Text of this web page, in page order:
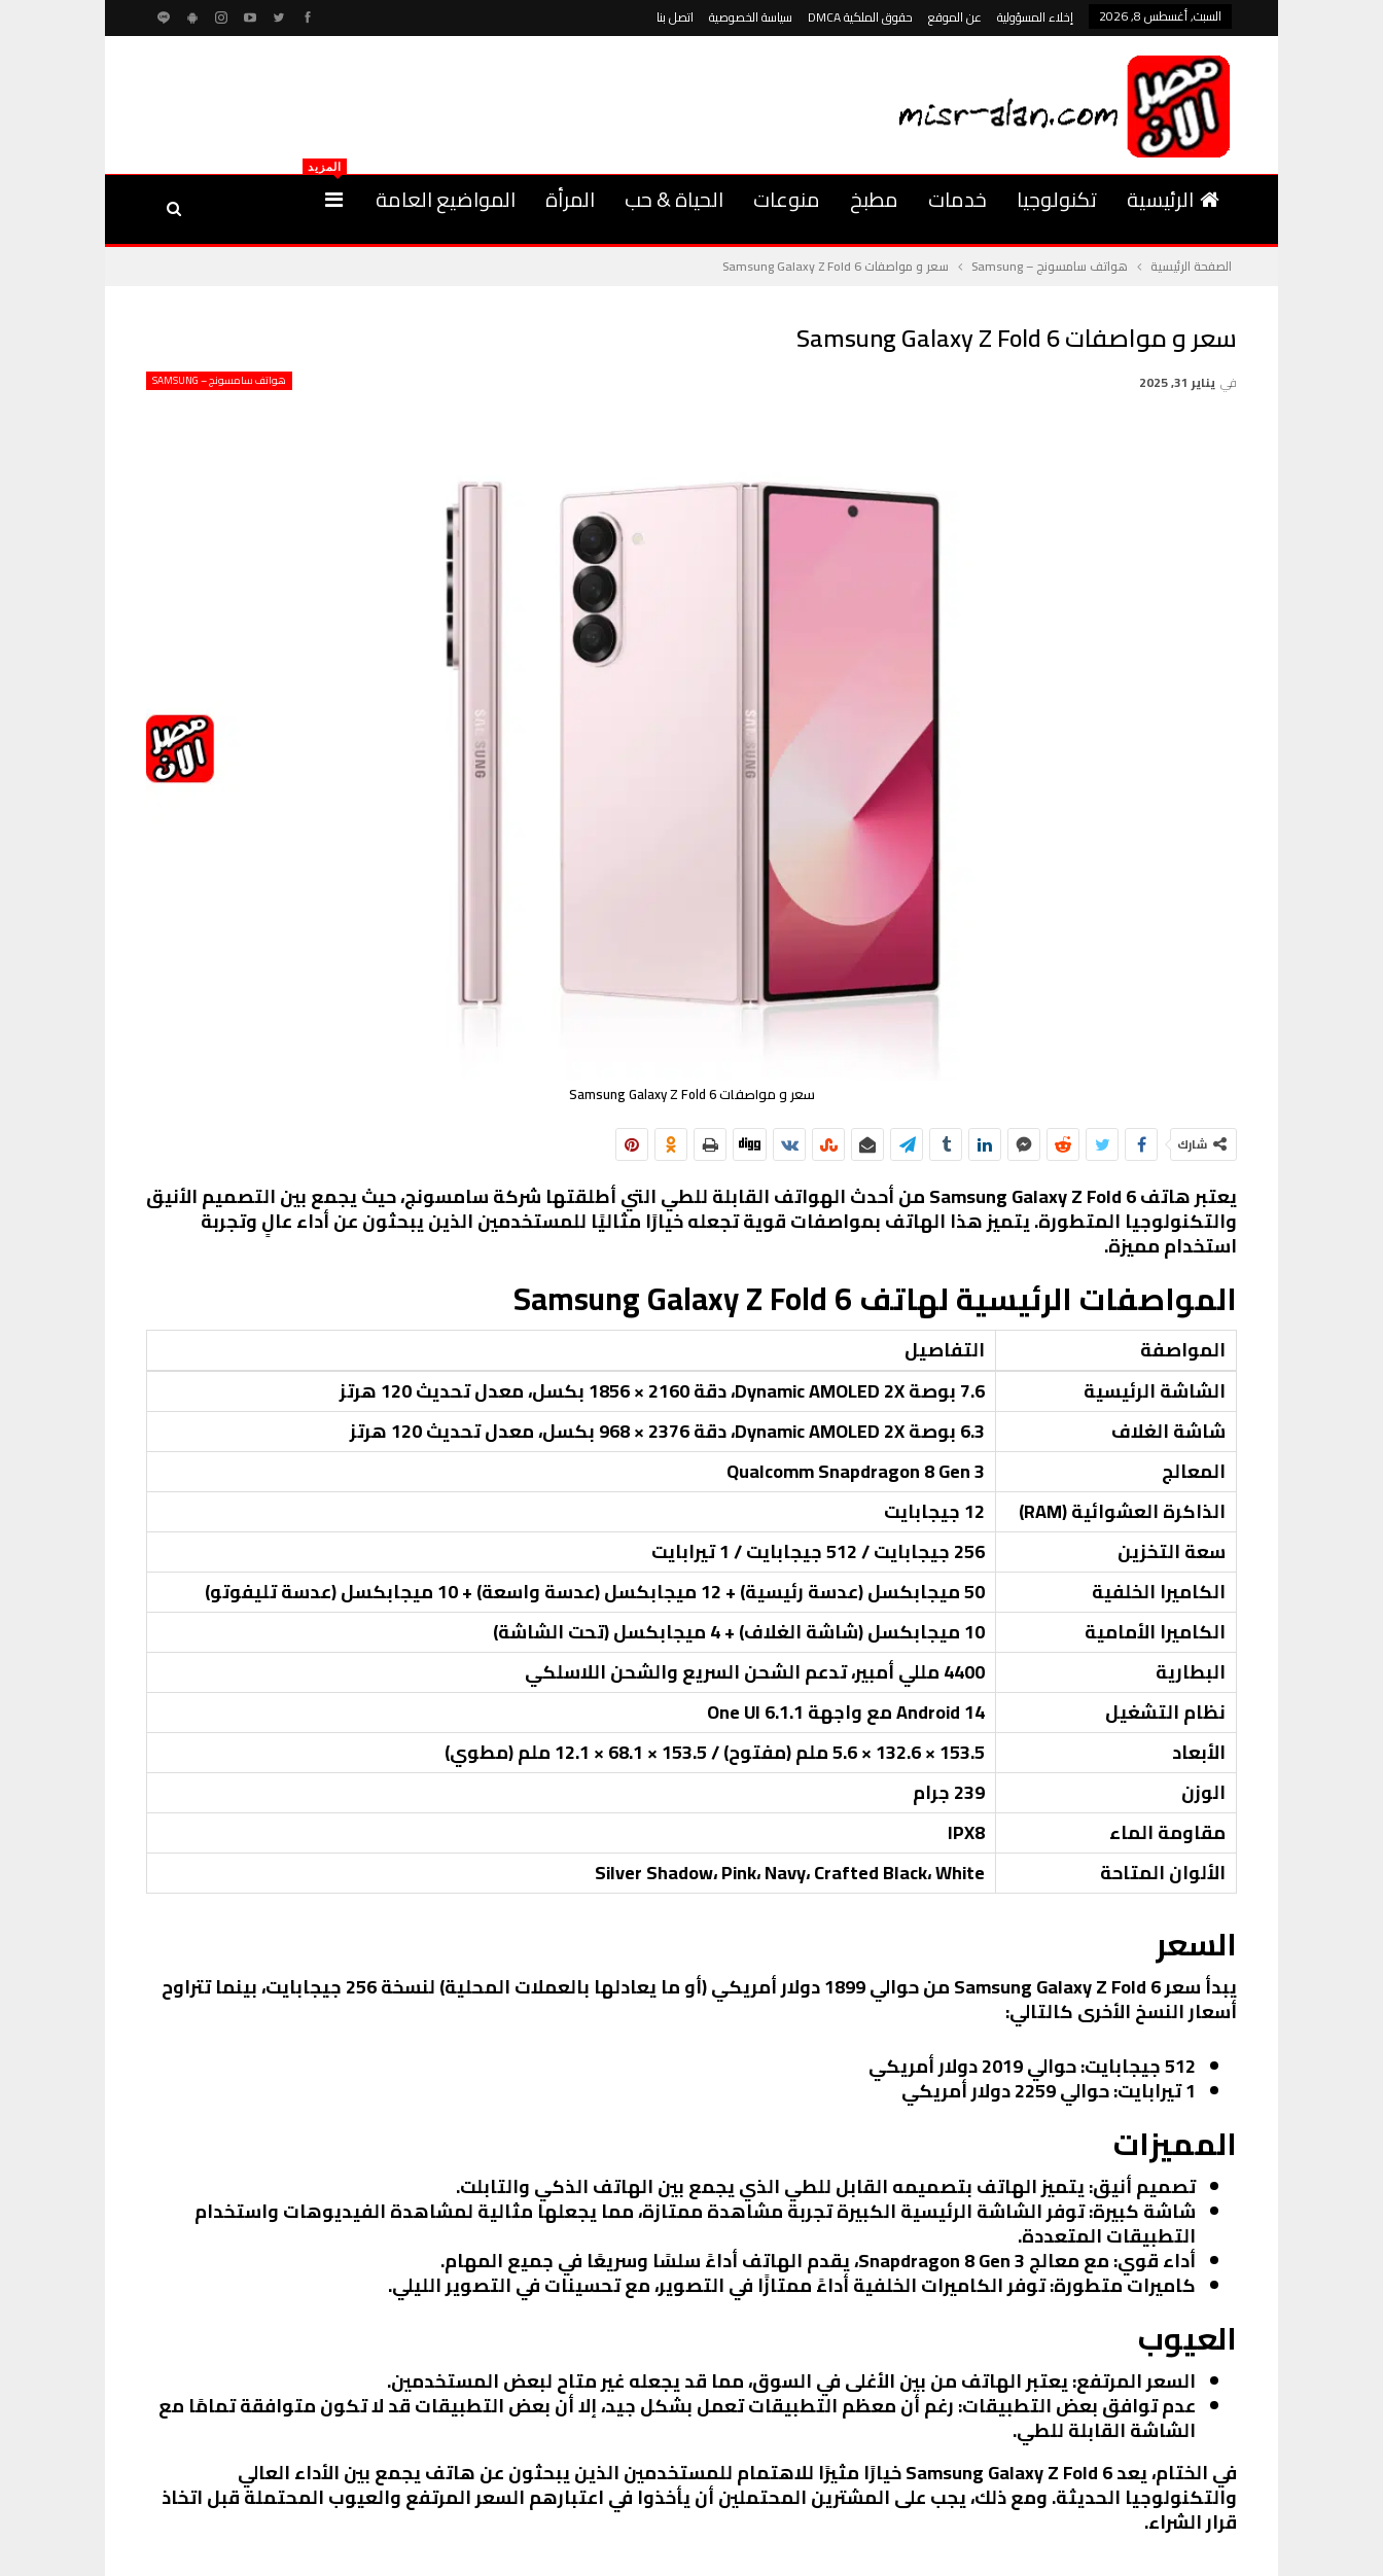
السبت, أغسطس 8, 2026 إخلاء المسؤولية عن الموقع حقوق الملكية DMCA سياسة الخصوصية اتصل بنا
الرئيسية تكنولوجيا خدمات مطبخ منوعات الحياة & حب المرأة المواضيع العامة
المزيد
الصفحة الرئيسية هواتف سامسونج – Samsung سعر و مواصفات Samsung Galaxy Z Fold 6
سعر و مواصفات Samsung Galaxy Z Fold 6
هواتف سامسونج – SAMSUNG في يناير 31, 2025
سعر و مواصفات Samsung Galaxy Z Fold 6
شارك
يعتبر هاتفSamsung Galaxy Z Fold 6من أحدث الهواتف القابلة للطي التي أطلقتها شركة سامسونج، حيث يجمع بين التصميم الأنيق
والتكنولوجيا المتطورة. يتميز هذا الهاتف بمواصفات قوية تجعله خيارًا مثاليًا للمستخدمين الذين يبحثون عن أداء عالٍ وتجربة
استخدام مميزة.
المواصفات الرئيسية لهاتف Samsung Galaxy Z Fold 6
المواصفة
التفاصيل
الشاشة الرئيسية
7.6 بوصة Dynamic AMOLED 2X، دقة 2160 × 1856 بكسل، معدل تحديث 120 هرتز
شاشة الغلاف
6.3 بوصة Dynamic AMOLED 2X، دقة 2376 × 968 بكسل، معدل تحديث 120 هرتز
المعالج
Qualcomm Snapdragon 8 Gen 3
الذاكرة العشوائية (RAM)
12 جيجابايت
سعة التخزين
256 جيجابايت / 512 جيجابايت / 1 تيرابايت
الكاميرا الخلفية
50 ميجابكسل (عدسة رئيسية) + 12 ميجابكسل (عدسة واسعة) + 10 ميجابكسل (عدسة تليفوتو)
الكاميرا الأمامية
10 ميجابكسل (شاشة الغلاف) + 4 ميجابكسل (تحت الشاشة)
البطارية
4400 مللي أمبير، تدعم الشحن السريع والشحن اللاسلكي
نظام التشغيل
Android 14 مع واجهة One UI 6.1.1
الأبعاد
153.5 × 132.6 × 5.6 ملم (مفتوح) / 153.5 × 68.1 × 12.1 ملم (مطوي)
الوزن
239 جرام
مقاومة الماء
IPX8
الألوان المتاحة
Silver Shadow، Pink، Navy، Crafted Black، White
السعر
يبدأ سعرSamsung Galaxy Z Fold 6من حوالي1899 دولار أمريكي (أو ما يعادلها بالعملات المحلية) لنسخة 256 جيجابايت، بينما تتراوح
أسعار النسخ الأخرى كالتالي:
512 جيجابايت
: حوالي2019 دولار أمريكي
1 تيرابايت : حوالي2259 دولار أمريكي
المميزات
تصميم أنيق: يتميز الهاتف بتصميمه القابل للطي الذي يجمع بين الهاتف الذكي والتابلت.
شاشة كبيرة: توفر الشاشة الرئيسية الكبيرة تجربة مشاهدة ممتازة، مما يجعلها مثالية لمشاهدة الفيديوهات واستخدام
التطبيقات المتعددة.
أداء قوي: مع معالج Snapdragon 8 Gen 3، يقدم الهاتف أداءً سلسًا وسريعًا في جميع المهام.
كاميرات متطورة: توفر الكاميرات الخلفية أداءً ممتازًا في التصوير، مع تحسينات في التصوير الليلي.
العيوب
السعر المرتفع: يعتبر الهاتف من بين الأغلى في السوق، مما قد يجعله غير متاح لبعض المستخدمين.
عدم توافق بعض التطبيقات: رغم أن معظم التطبيقات تعمل بشكل جيد، إلا أن بعض التطبيقات قد لا تكون متوافقة تمامًا مع
الشاشة القابلة للطي.
في الختام، يعدSamsung Galaxy Z Fold 6خيارًا مثيرًا للاهتمام للمستخدمين الذين يبحثون عن هاتف يجمع بين الأداء العالي
والتكنولوجيا الحديثة. ومع ذلك، يجب على المشترين المحتملين أن يأخذوا في اعتبارهم السعر المرتفع والعيوب المحتملة قبل اتخاذ
قرار الشراء.